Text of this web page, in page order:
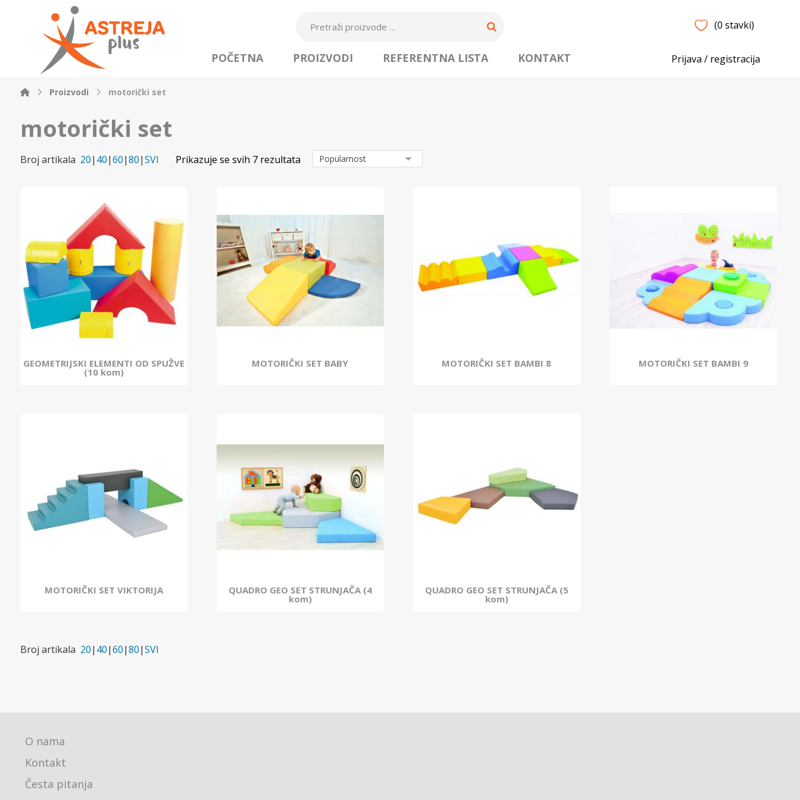
(0 stavki)
Prijava / registracija
POČETNA PROIZVODI REFERENTNA LISTA KONTAKT
Proizvodi motorički set
motorički set
Broj artikala 20| 40|60|80|SVI Prikazuje se svih 7 rezultata
GEOMETRIJSKI ELEMENTI OD SPUŽVE
(10 kom)
MOTORIČKI SET BABY MOTORIČKI SET BAMBI 8 MOTORIČKI SET BAMBI 9
MOTORIČKI SET VIKTORIJA QUADRO GEO SET STRUNJAČA (4
kom)
QUADRO GEO SET STRUNJAČA (5
kom)
Broj artikala 20| 40|60|80|SVI
O nama
Kontakt
Česta pitanja